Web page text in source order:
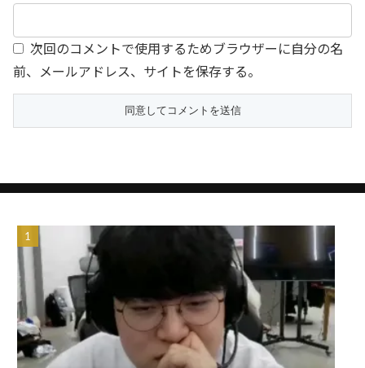
次回のコメントで使用するためブラウザーに自分の名
前、メールアドレス、サイトを保存する。